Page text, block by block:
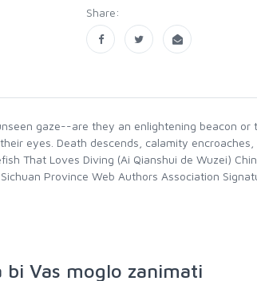
Share:
gaze--are they an enlightening beacon
eyes. Death descends, calamity
That Loves Diving (Ai Qianshui de Wuzei)
Province Web Authors Association
bi Vas moglo zanimati